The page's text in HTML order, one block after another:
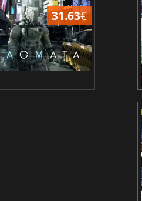
31.63€
Total